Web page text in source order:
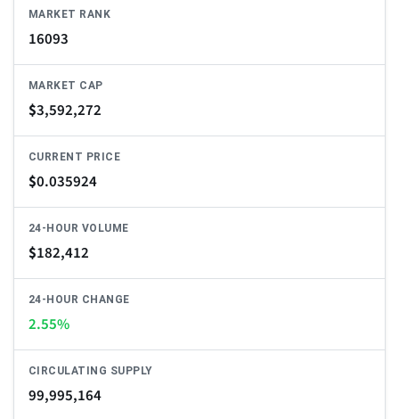
MARKET RANK
16093
MARKET CAP
$3,592,272
CURRENT PRICE
$0.035924
24-HOUR VOLUME
$182,412
24-HOUR CHANGE
2.55%
CIRCULATING SUPPLY
99,995,164